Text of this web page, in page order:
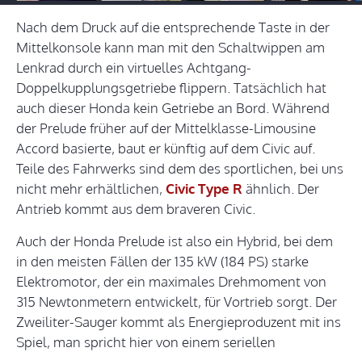
Nach dem Druck auf die entsprechende Taste in der
Mittelkonsole kann man mit den Schaltwippen am
Lenkrad durch ein virtuelles Achtgang-
Doppelkupplungsgetriebe flippern. Tatsächlich hat
auch dieser Honda kein Getriebe an Bord. Während
der Prelude früher auf der Mittelklasse-Limousine
Accord basierte, baut er künftig auf dem Civic auf.
Teile des Fahrwerks sind dem des sportlichen, bei uns
nicht mehr erhältlichen, Civic Type R ähnlich. Der
Antrieb kommt aus dem braveren Civic.
Auch der Honda Prelude ist also ein Hybrid, bei dem
in den meisten Fällen der 135 kW (184 PS) starke
Elektromotor, der ein maximales Drehmoment von
315 Newtonmetern entwickelt, für Vortrieb sorgt. Der
Zweiliter-Sauger kommt als Energieproduzent mit ins
Spiel, man spricht hier von einem seriellen